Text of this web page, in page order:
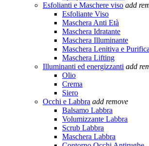
Esfolianti e Maschere viso add
Esfoliante Viso
Maschera Anti Età
Maschera Idratante
Maschera Illuminante
Maschera Lenitiva e
Maschera Lifting
Illuminanti ed energizzanti add
Olio
Crema
Siero
Occhi e Labbra add remove
Balsamo Labbra
Volumizzante Labbra
Scrub Labbra
Maschera Labbra